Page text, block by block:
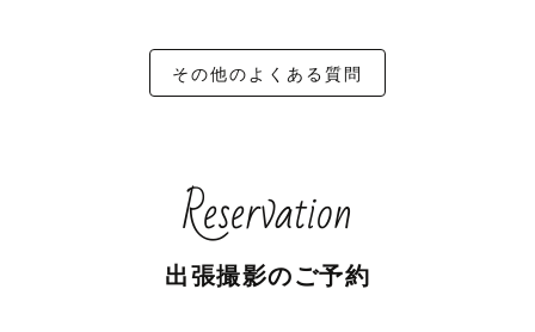
その他のよくある質問
Reservation
出張撮影のご予約